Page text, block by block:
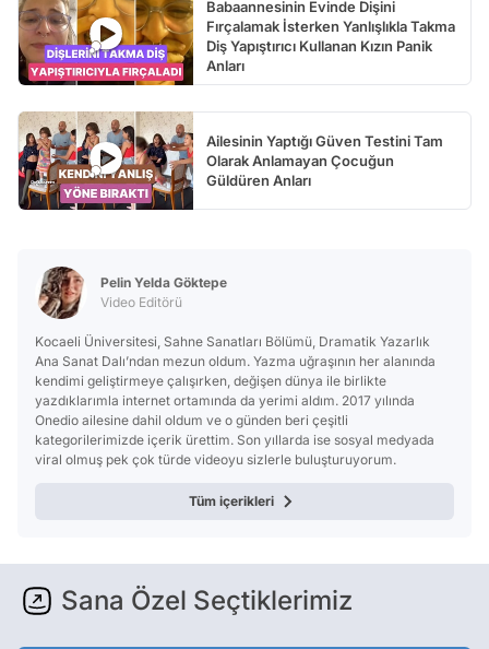
Babaannesinin Evinde Dişini
Fırçalamak İsterken Yanlışlıkla Takma
Diş Yapıştırıcı Kullanan Kızın Panik
Anları
Ailesinin Yaptığı Güven Testini Tam
Olarak Anlamayan Çocuğun
Güldüren Anları
Pelin Yelda Göktepe
Video Editörü
Kocaeli Üniversitesi, Sahne Sanatları Bölümü, Dramatik Yazarlık
Ana Sanat Dalı’ndan mezun oldum. Yazma uğraşının her alanında
kendimi geliştirmeye çalışırken, değişen dünya ile birlikte
yazdıklarımla internet ortamında da yerimi aldım. 2017 yılında
Onedio ailesine dahil oldum ve o günden beri çeşitli
kategorilerimizde içerik ürettim. Son yıllarda ise sosyal medyada
viral olmuş pek çok türde videoyu sizlerle buluşturuyorum.
Tüm içerikleri
Sana Özel Seçtiklerimiz